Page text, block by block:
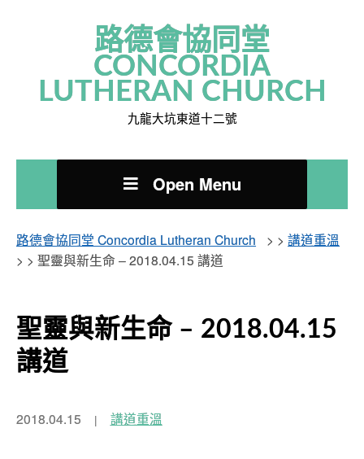
路德會協同堂
CONCORDIA
LUTHERAN CHURCH
九龍大坑東道十二號
Open Menu
路德會協同堂 Concordia Lutheran Church > > 講道重溫
> > 聖靈與新生命 – 2018.04.15 講道
聖靈與新生命 – 2018.04.15
講道
2018.04.15 講道重溫